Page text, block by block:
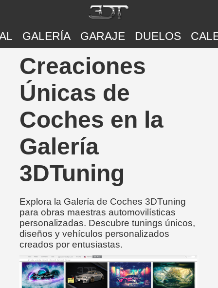
GALERÍA GARAJE DUELOS
Creaciones
Únicas de
Coches en la
Galería
3DTuning
Explora la Galería de Coches 3DTuning
para obras maestras automovilísticas
personalizadas. Descubre tunings únicos,
diseños y vehículos personalizados
creados por entusiastas.